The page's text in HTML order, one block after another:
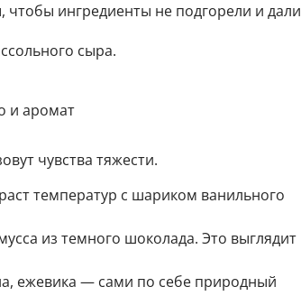
ингредиенты не подгорели и дали
сыра.
и аромат
чувства тяжести.
температур с шариком ванильного
из темного шоколада. Это выглядит
ежевика — сами по себе природный